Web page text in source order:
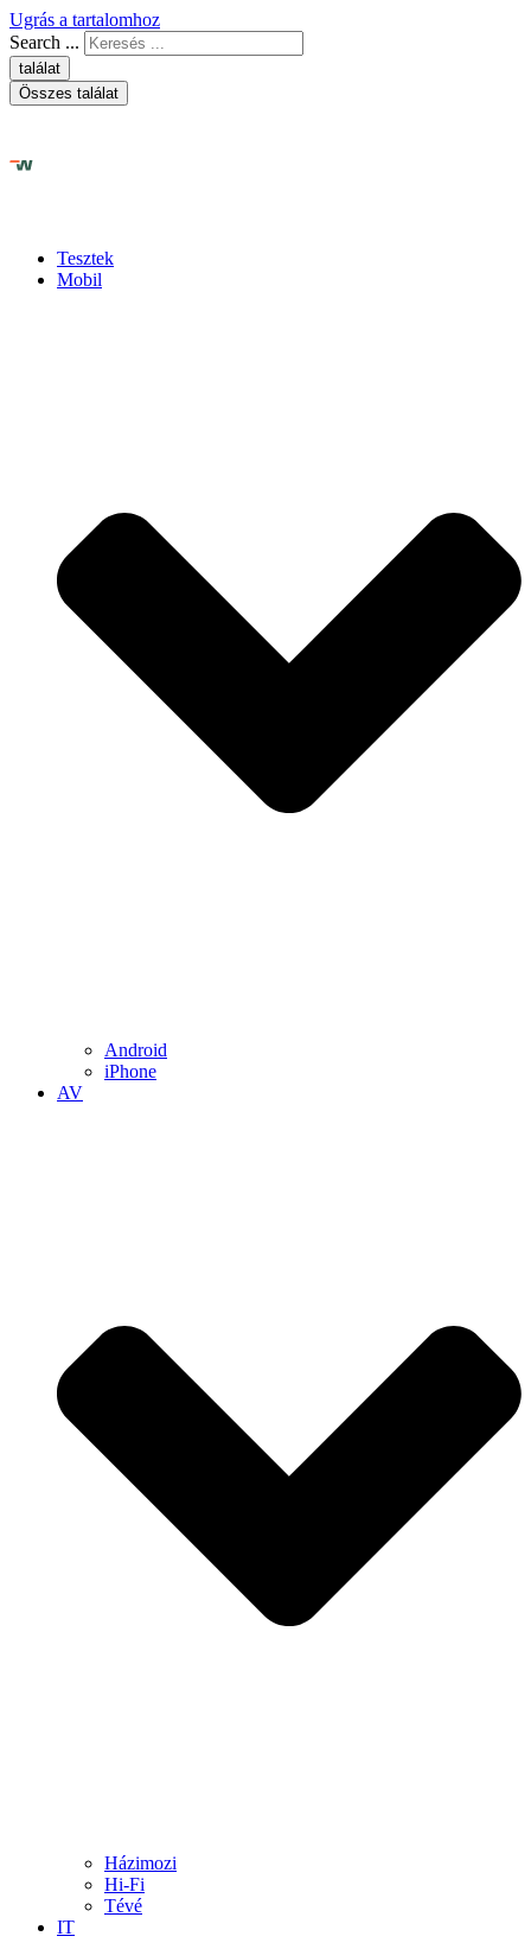
Ugrás a tartalomhoz
Search ...
találat
Összes találat
Tesztek
Mobil
Android
iPhone
AV
Házimozi
Hi-Fi
Tévé
IT